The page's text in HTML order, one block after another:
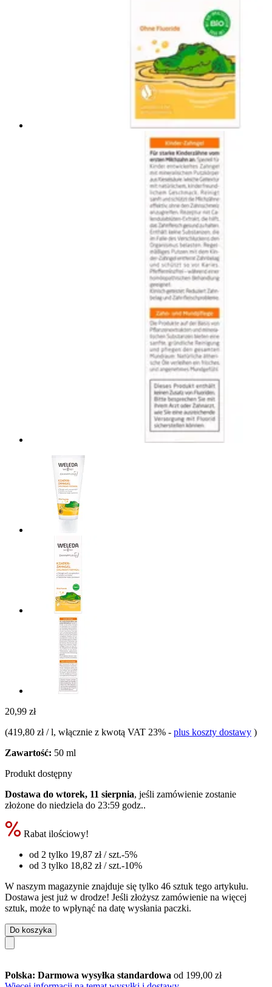
20,99 zł
(419,80 zł / l, włącznie z kwotą VAT 23% - plus koszty dostawy )
Zawartość: 50 ml
Produkt dostępny
Dostawa do wtorek, 11 sierpnia, jeśli zamówienie zostanie
złożone do niedziela do 23:59 godz..
Rabat ilościowy!
od 2 tylko 19,87 zł/ szt.-5%
od 3 tylko 18,82 zł/ szt.-10%
W naszym magazynie znajduje się tylko 46 sztuk tego artykułu.
Dostawa jest już w drodze! Jeśli złożysz zamówienie na więcej
sztuk, może to wpłynąć na datę wysłania paczki.
Do koszyka
Polska: Darmowa wysyłka standardowa od 199,00 zł